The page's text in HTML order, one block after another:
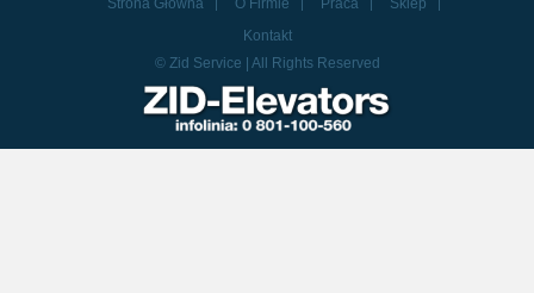
Kontakt
© Zid Service | All Rights Reserved